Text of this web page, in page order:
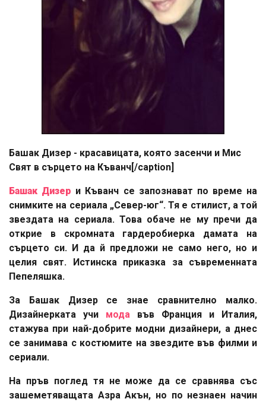
Башак Дизер - красавицата, която засенчи и Мис
Свят в сърцето на Къванч[/caption]
Башак Дизер и Къванч се запознават по време на
снимките на сериала „Север-юг“. Тя е стилист, а той
звездата на сериала. Това обаче не му пречи да
открие в скромната гардеробиерка дамата на
сърцето си. И да й предложи не само него, но и
целия свят. Истинска приказка за съвременната
Пепеляшка.
За Башак Дизер се знае сравнително малко.
Дизайнерката учи мода във Франция и Италия,
стажува при най-добрите модни дизайнери, а днес
се занимава с костюмите на звездите във филми и
сериали.
На пръв поглед тя не може да се сравнява със
зашеметяващата Азра Акън, но по незнаен начин